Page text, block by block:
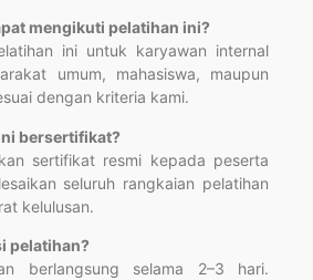
mengikuti pelatihan ini?
ini untuk karyawan internal
umum, mahasiswa, maupun
dengan kriteria kami.
bersertifikat?
sertifikat resmi kepada peserta
seluruh rangkaian pelatihan
kelulusan.
pelatihan?
berlangsung selama 2–3 hari.